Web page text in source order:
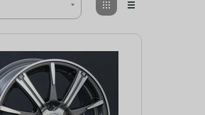
arrow_drop_down